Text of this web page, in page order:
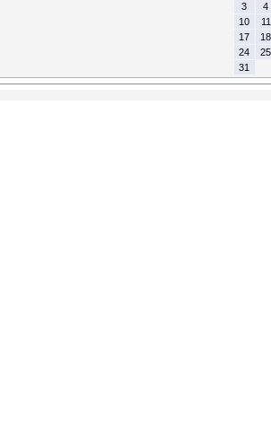
3
4
10
11
17
18
24
25
31